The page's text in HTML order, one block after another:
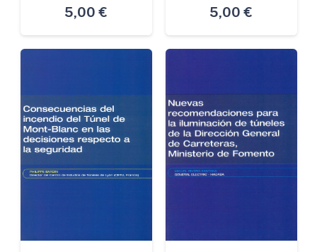
5,00 €
5,00 €